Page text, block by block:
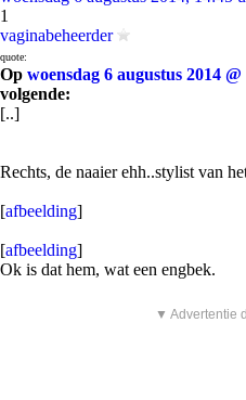
1
vaginabeheerder
quote:
Op woensdag 6 augustus 2014 @
volgende:
[..]
Rechts, de naaier ehh..stylist van
[afbeelding]
[afbeelding]
Ok is dat hem, wat een engbek.
▼ Advertentie